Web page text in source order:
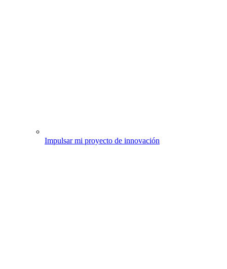
Impulsar mi proyecto de innovación